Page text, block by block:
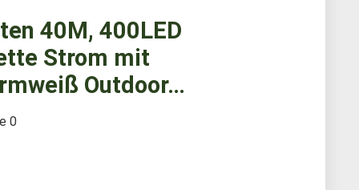
40M, 400LED
Strom mit
Outdoor…
0